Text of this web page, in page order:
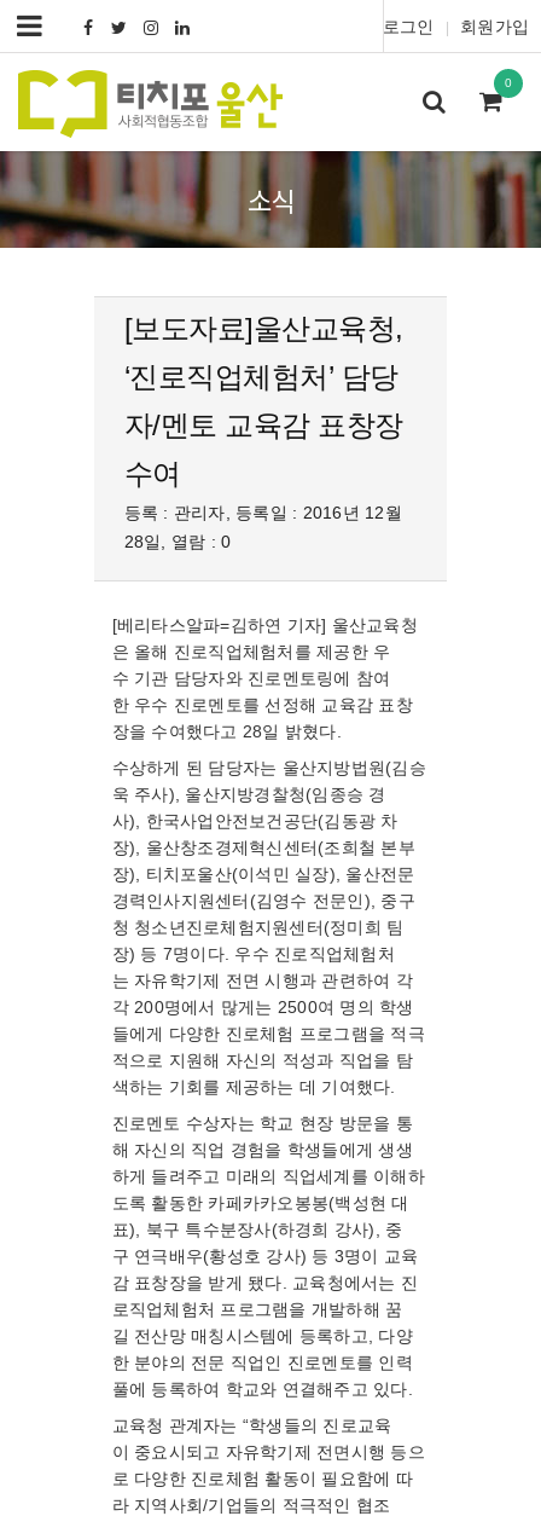
로그인 회원가입
0
소식
[보도자료]울산교육청,
‘진로직업체험처’ 담당
자/멘토 교육감 표창장
수여
등록 : 관리자, 등록일 : 2016년 12월
28일, 열람 : 0
[베리타스알파=김하연 기자] 울산교육청
은 올해 진로직업체험처를 제공한 우
수 기관 담당자와 진로멘토링에 참여
한 우수 진로멘토를 선정해 교육감 표창
장을 수여했다고 28일 밝혔다.
수상하게 된 담당자는 울산지방법원(김승
욱 주사), 울산지방경찰청(임종승 경
사), 한국사업안전보건공단(김동광 차
장), 울산창조경제혁신센터(조희철 본부
장), 티치포울산(이석민 실장), 울산전문
경력인사지원센터(김영수 전문인), 중구
청 청소년진로체험지원센터(정미희 팀
장) 등 7명이다. 우수 진로직업체험처
는 자유학기제 전면 시행과 관련하여 각
각 200명에서 많게는 2500여 명의 학생
들에게 다양한 진로체험 프로그램을 적극
적으로 지원해 자신의 적성과 직업을 탐
색하는 기회를 제공하는 데 기여했다.
진로멘토 수상자는 학교 현장 방문을 통
해 자신의 직업 경험을 학생들에게 생생
하게 들려주고 미래의 직업세계를 이해하
도록 활동한 카페카카오봉봉(백성현 대
표), 북구 특수분장사(하경희 강사), 중
구 연극배우(황성호 강사) 등 3명이 교육
감 표창장을 받게 됐다. 교육청에서는 진
로직업체험처 프로그램을 개발하해 꿈
길 전산망 매칭시스템에 등록하고, 다양
한 분야의 전문 직업인 진로멘토를 인력
풀에 등록하여 학교와 연결해주고 있다.
교육청 관계자는 “학생들의 진로교육
이 중요시되고 자유학기제 전면시행 등으
로 다양한 진로체험 활동이 필요함에 따
라 지역사회/기업들의 적극적인 협조